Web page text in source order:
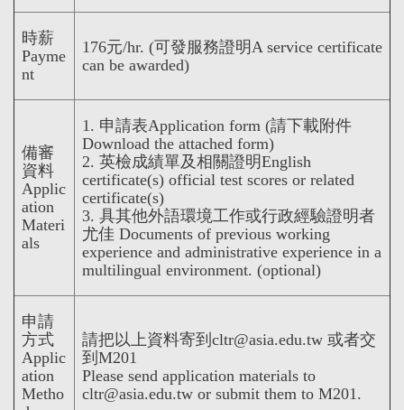
時薪
Payme
nt
176元/hr. (可發服務證明A service certificate
can be awarded)
備審
資料
Applic
ation
Materi
als
1. 申請表Application form (請下載附件
Download the attached form)
2. 英檢成績單及相關證明English
certificate(s) official test scores or related
certificate(s)
3. 具其他外語環境工作或行政經驗證明者
尤佳 Documents of previous working
experience and administrative experience in a
multilingual environment. (optional)
申請
方式
Applic
ation
Metho
請把以上資料寄到cltr@asia.edu.tw 或者交
到M201
Please send application materials to
cltr@asia.edu.tw or submit them to M201.